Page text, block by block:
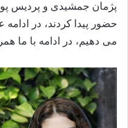
پژمان جمشیدی و پردیس
حضور پیدا کردند، در ادامه
می دهیم، در ادامه با ما